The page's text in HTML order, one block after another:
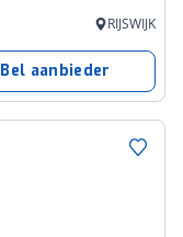
RIJSWIJK
Bel aanbieder